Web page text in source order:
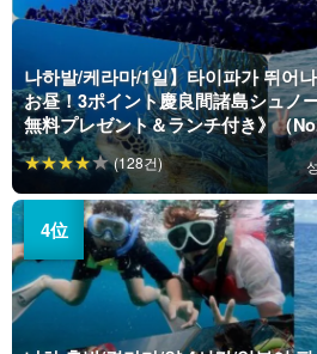
나하발/케라마/1일】타이파가 뛰어
お昼！3ポイント慶良間諸島シュノ
無料プレゼント＆ランチ付き》（
(128건)